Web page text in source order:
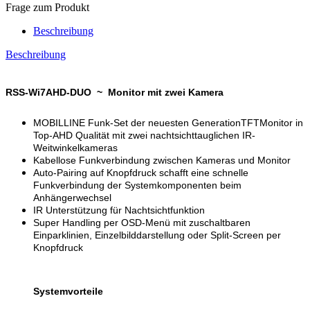
Frage zum Produkt
Beschreibung
Beschreibung
RSS-Wi7AHD-DUO ~ Monitor mit zwei Kamera
MOBILLINE Funk-Set der neuesten GenerationTFTMonitor in
Top-AHD Qualität mit zwei nachtsichttauglichen IR-
Weitwinkelkameras
Kabellose Funkverbindung zwischen Kameras und Monitor
Auto-Pairing auf Knopfdruck schafft eine schnelle
Funkverbindung der Systemkomponenten beim
Anhängerwechsel
IR Unterstützung für Nachtsichtfunktion
Super Handling per OSD-Menü mit zuschaltbaren
Einparklinien, Einzelbilddarstellung oder Split-Screen per
Knopfdruck
Systemvorteile